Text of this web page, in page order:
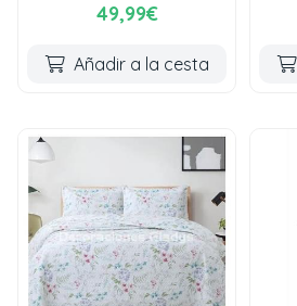
49,99€
Añadir a la cesta